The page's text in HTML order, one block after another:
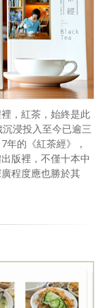
，紅茶，始終是此
浸投入至今已逾三
的《紅茶經》，
版裡，不僅十本中
程度應也勝於其